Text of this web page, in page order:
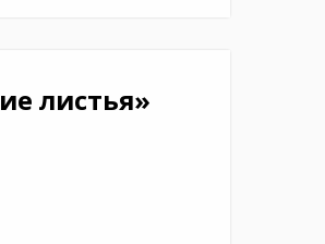
листья»